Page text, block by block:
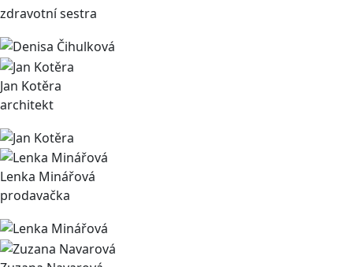
zdravotní sestra
Jan Kotěra
architekt
Lenka Minářová
prodavačka